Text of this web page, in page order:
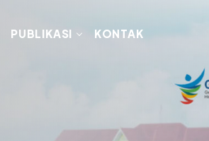
PUBLIKASI KONTAK